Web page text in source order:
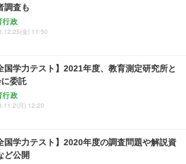
調査も
行政
金) 11:50
国学力テスト】2021年度、教育測定研究所と
委託
行政
月) 12:20
国学力テスト】2020年度の調査問題や解説資
ど公開